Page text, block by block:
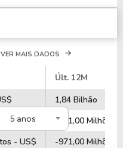
5 anos
MAIS DADOS
Últ. 12M
1,84 Bilhão
- US$
-681,00 Milhões
- US$
-971,00 Milhões